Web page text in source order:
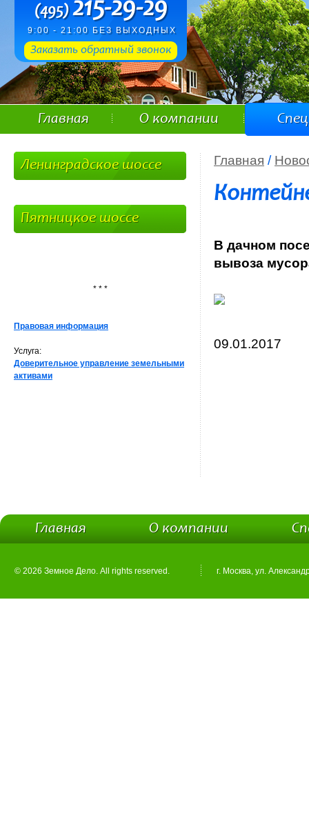
(495)215-29-29
9:00 - 21:00 БЕЗ ВЫХОДНЫХ
Заказать обратный звонок
Главная О компании
Главная /
В дачном
вывоза
09.01.2017
Ленинградское шоссе
Пятницкое шоссе
* * *
Правовая информация
Услуга:
Доверительное управление земельными
активами
Главная О компании
© 2026 Земное Дело. All rights reserved. г. Москва, ул.